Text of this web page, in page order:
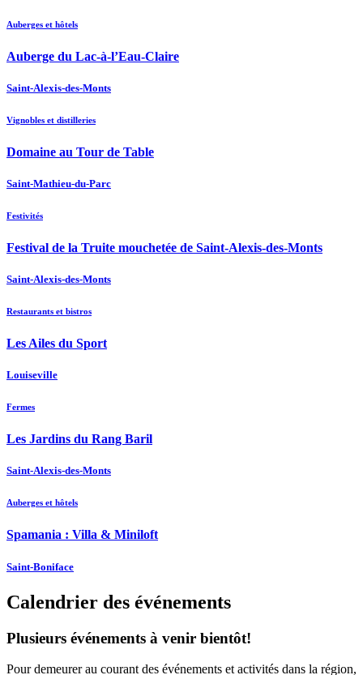
Auberges et hôtels
Auberge du Lac-à-l’Eau-Claire
Saint-Alexis-des-Monts
Vignobles et distilleries
Domaine au Tour de Table
Saint-Mathieu-du-Parc
Festivités
Festival de la Truite mouchetée de Saint-Alexis-des-Monts
Saint-Alexis-des-Monts
Restaurants et bistros
Les Ailes du Sport
Louiseville
Fermes
Les Jardins du Rang Baril
Saint-Alexis-des-Monts
Auberges et hôtels
Spamania : Villa & Miniloft
Saint-Boniface
Calendrier des événements
Plusieurs événements à venir bientôt!
Pour demeurer au courant des événements et activités dans la région,